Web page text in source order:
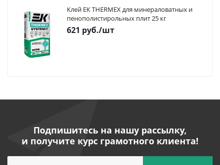
Клей ЕК THERMEX для минераловатных и
пенополистирольных плит 25 кг
621 руб./шт
Подпишитесь на нашу рассылку,
и получите курс грамотного клиента!